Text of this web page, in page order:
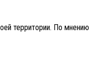
территории. По мнению